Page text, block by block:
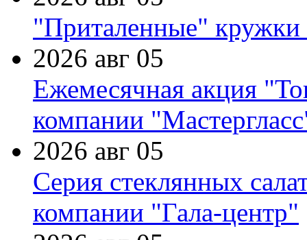
"Приталенные" кружки
2026 авг 05
Ежемесячная акция
компании
2026 авг 05
Серия стеклянных
компании "Гала-центр"